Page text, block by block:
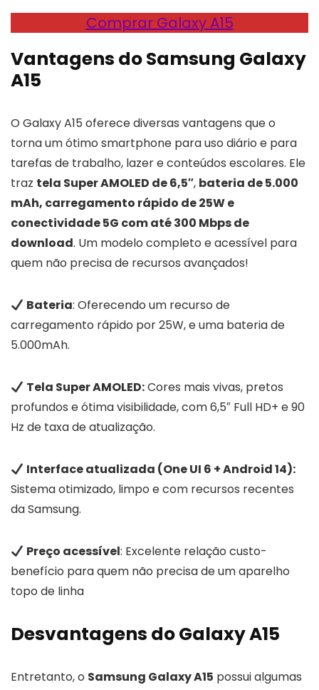
Comprar Galaxy A15
Vantagens do Samsung Galaxy
A15
O Galaxy A15 oferece diversas vantagens que o
torna um ótimo smartphone para uso diário e para
tarefas de trabalho, lazer e conteúdos escolares. Ele
traz tela Super AMOLED de 6,5″, bateria de 5.000
mAh, carregamento rápido de 25W e
conectividade 5G com até 300 Mbps de
download. Um modelo completo e acessível para
quem não precisa de recursos avançados!
Bateria: Oferecendo um recurso de
carregamento rápido por 25W, e uma bateria de
5.000mAh.
Tela Super AMOLED:Cores mais vivas, pretos
profundos e ótima visibilidade, com 6,5″ Full HD+ e 90
Hz de taxa de atualização.
Interface atualizada (One UI 6 + Android 14):
Sistema otimizado, limpo e com recursos recentes
da Samsung.
Preço acessível: Excelente relação custo-
benefício para quem não precisa de um aparelho
topo de linha
Desvantagens do Galaxy A15
Entretanto, o Samsung Galaxy A15 possui algumas